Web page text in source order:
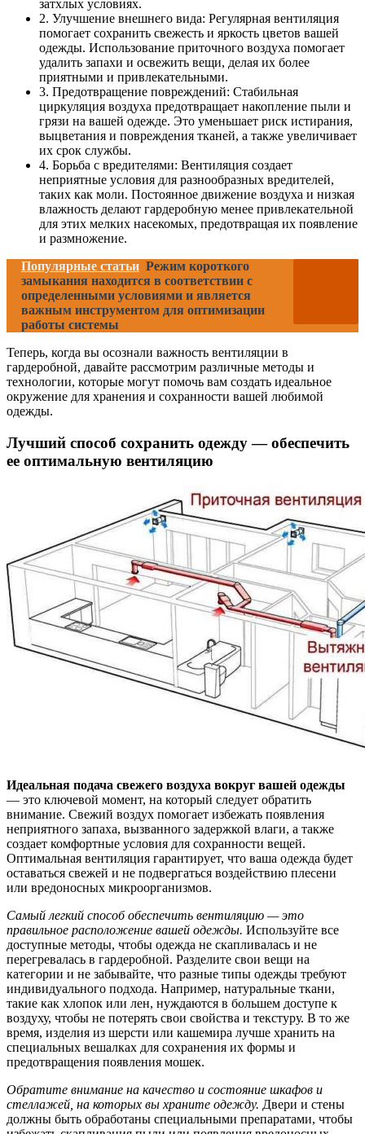
затхлых условиях.
2. Улучшение внешнего вида: Регулярная вентиляция
помогает сохранить свежесть и яркость цветов вашей
одежды. Использование приточного воздуха помогает
удалить запахи и освежить вещи, делая их более
приятными и привлекательными.
3. Предотвращение повреждений: Стабильная
циркуляция воздуха предотвращает накопление пыли и
грязи на вашей одежде. Это уменьшает риск истирания,
выцветания и повреждения тканей, а также увеличивает
их срок службы.
4. Борьба с вредителями: Вентиляция создает
неприятные условия для разнообразных вредителей,
таких как моли. Постоянное движение воздуха и низкая
влажность делают гардеробную менее привлекательной
для этих мелких насекомых, предотвращая их появление
и размножение.
Популярные статьи Режим короткого
замыкания находится в соответствии с
определенными условиями и является
важным инструментом для оптимизации
работы системы
Теперь, когда вы осознали важность вентиляции в
гардеробной, давайте рассмотрим различные методы и
технологии, которые могут помочь вам создать идеальное
окружение для хранения и сохранности вашей любимой
одежды.
Лучший способ сохранить одежду — обеспечить
ее оптимальную вентиляцию
Идеальная подача свежего воздуха вокруг вашей одежды
— это ключевой момент, на который следует обратить
внимание. Свежий воздух помогает избежать появления
неприятного запаха, вызванного задержкой влаги, а также
создает комфортные условия для сохранности вещей.
Оптимальная вентиляция гарантирует, что ваша одежда будет
оставаться свежей и не подвергаться воздействию плесени
или вредоносных микроорганизмов.
Самый легкий способ обеспечить вентиляцию — это
правильное расположение вашей одежды. Используйте все
доступные методы, чтобы одежда не скапливалась и не
перегревалась в гардеробной. Разделите свои вещи на
категории и не забывайте, что разные типы одежды требуют
индивидуального подхода. Например, натуральные ткани,
такие как хлопок или лен, нуждаются в большем доступе к
воздуху, чтобы не потерять свои свойства и текстуру. В то же
время, изделия из шерсти или кашемира лучше хранить на
специальных вешалках для сохранения их формы и
предотвращения появления мошек.
Обратите внимание на качество и состояние шкафов и
стеллажей, на которых вы храните одежду. Двери и стены
должны быть обработаны специальными препаратами, чтобы